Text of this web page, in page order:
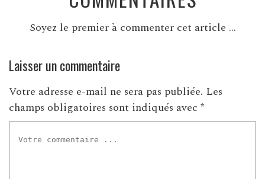
Soyez le premier à commenter cet article ...
Laisser un commentaire
Votre adresse e-mail ne sera pas publiée. Les
champs obligatoires sont indiqués avec *